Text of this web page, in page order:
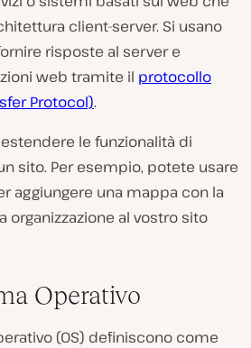
client-server. Si usano
risposte al server e
web tramite il protocollo
Protocol).
le funzionalità di
sito. Per esempio, potete usare
aggiungere una mappa con la
organizzazione al vostro sito
Operativo
(OS) definiscono come